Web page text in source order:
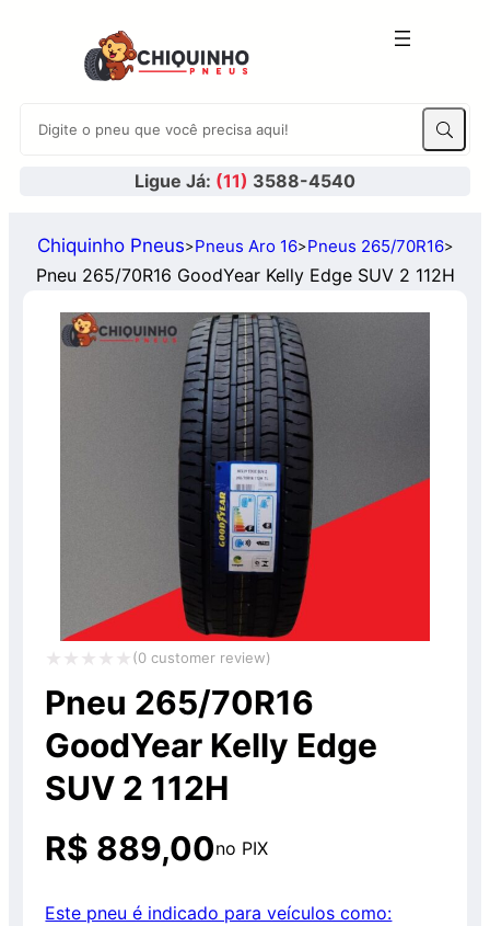
Ligue Já: (11) 3588-4540
Chiquinho Pneus>Pneus Aro 16>Pneus 265/70R16>
Pneu 265/70R16 GoodYear Kelly Edge SUV 2 112H
Avaliação
0
de
5
(0 customer review)
Pneu 265/70R16
GoodYear Kelly Edge
SUV 2 112H
R$ 889,00no PIX
Este pneu é indicado para veículos como: